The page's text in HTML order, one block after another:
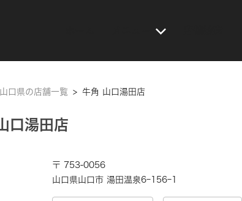
山口県の店舗一覧 > 牛角 山口湯田店
口湯田店
〒 753-0056
山口県山口市 湯田温泉6ｰ156ｰ1